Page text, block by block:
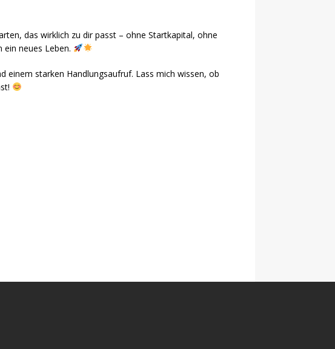
das wirklich zu dir passt – ohne Startkapital, ohne
ein neues Leben.
starken Handlungsaufruf. Lass mich wissen, ob